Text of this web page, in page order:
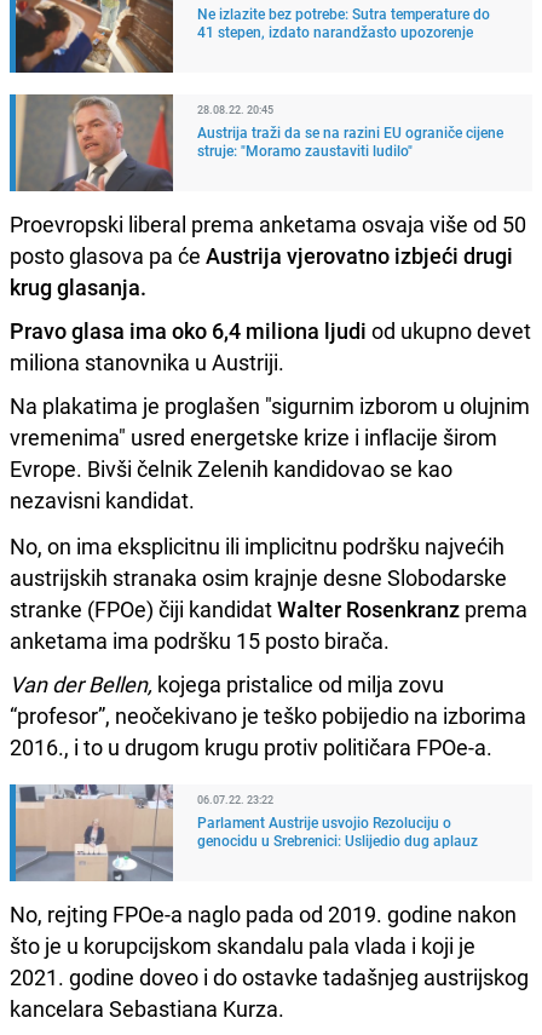
Ne izlazite bez potrebe: Sutra temperature do
41 stepen, izdato narandžasto upozorenje
28.08.22. 20:45
Austrija traži da se na razini EU ograniče cijene
struje: "Moramo zaustaviti ludilo"
Proevropski liberal prema anketama osvaja više od 50
posto glasova pa će Austrija vjerovatno izbjeći drugi
krug glasanja.
Pravo glasa ima oko 6,4 miliona ljudi od ukupno devet
miliona stanovnika u Austriji.
Na plakatima je proglašen "sigurnim izborom u olujnim
vremenima" usred energetske krize i inflacije širom
Evrope. Bivši čelnik Zelenih kandidovao se kao
nezavisni kandidat.
No, on ima eksplicitnu ili implicitnu podršku najvećih
austrijskih stranaka osim krajnje desne Slobodarske
stranke (FPOe) čiji kandidatWalter Rosenkranz prema
anketama ima podršku 15 posto birača.
Van der Bellen, kojega pristalice od milja zovu
“profesor”, neočekivano je teško pobijedio na izborima
2016., i to u drugom krugu protiv političara FPOe-a.
06.07.22. 23:22
Parlament Austrije usvojio Rezoluciju o
genocidu u Srebrenici: Uslijedio dug aplauz
No, rejting FPOe-a naglo pada od 2019. godine nakon
što je u korupcijskom skandalu pala vlada i koji je
2021. godine doveo i do ostavke tadašnjeg austrijskog
kancelara Sebastiana Kurza.